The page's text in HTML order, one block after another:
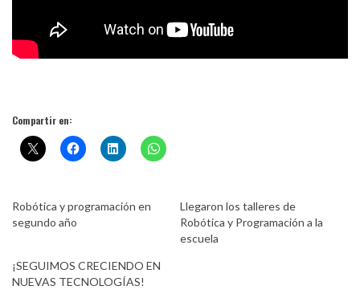
Compartir en:
Robótica y programación en
segundo año
Llegaron los talleres de
Robótica y Programación a la
escuela
¡SEGUIMOS CRECIENDO EN
NUEVAS TECNOLOGÍAS!